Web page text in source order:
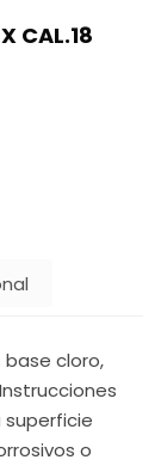
CAL.18
base cloro,
superficie
o